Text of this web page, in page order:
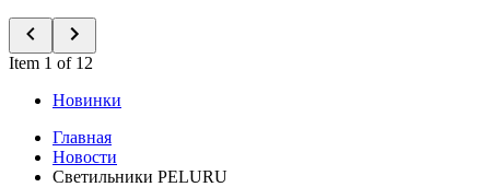
Item 1 of 12
Новинки
Главная
Новости
Светильники PELURU